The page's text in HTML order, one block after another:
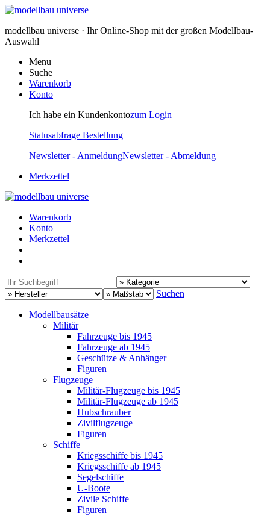
modellbau universe · Ihr Online-Shop mit der großen Modellbau-
Auswahl
Menu
Suche
Warenkorb
Konto
Ich habe ein Kundenkontozum Login
Statusabfrage Bestellung
Newsletter - AnmeldungNewsletter - Abmeldung
Merkzettel
Warenkorb
Konto
Merkzettel
Suchen
Modellbausätze
Militär
Fahrzeuge bis 1945
Fahrzeuge ab 1945
Geschütze & Anhänger
Figuren
Flugzeuge
Militär-Flugzeuge bis 1945
Militär-Flugzeuge ab 1945
Hubschrauber
Zivilflugzeuge
Figuren
Schiffe
Kriegsschiffe bis 1945
Kriegsschiffe ab 1945
Segelschiffe
U-Boote
Zivile Schiffe
Figuren